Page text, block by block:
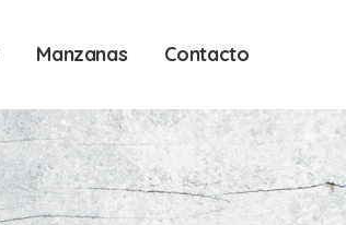
Manzanas Contacto